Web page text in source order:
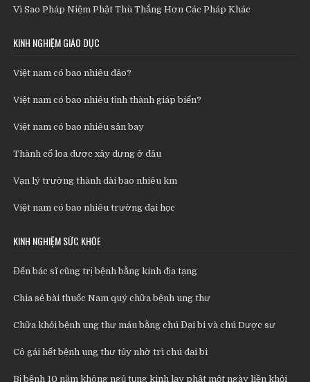
Vì Sao Pháp Niệm Phật Thù Thắng Hơn Các Pháp Khác
KINH NGHIỆM GIÁO DỤC
Việt nam có bao nhiêu đảo?
Việt nam có bao nhiêu tỉnh thành giáp biển?
Việt nam có bao nhiêu sân bay
Thành cổ loa được xây dựng ở đâu
Vạn lý trường thành dài bao nhiêu km
Việt nam có bao nhiêu trường đại học
KINH NGHIỆM SỨC KHỎE
Đến bác sĩ cũng trị bệnh bằng kinh địa tạng
Chia sẻ bài thuốc Nam quý chữa bệnh ung thư
Chữa khỏi bệnh ung thư máu bằng chú Đại bi và chú Dược sư
Cô gái hết bệnh ung thư tủy nhờ trì chú đại bi
Bị bệnh 10 năm không ngủ tụng kinh lạy phật một ngày liền khỏi